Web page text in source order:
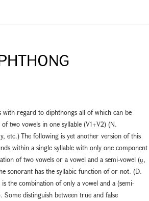
with regard to diphthongs all of which can be
two vowels in one syllable (V1+V2) (N.
etc.) The following is yet another version of this
within a single syllable with only one component
of two vowels or a vowel and a semi-vowel (ṷ,
sonorant has the syllabic function of or not. (D.
the combination of only a vowel and a (semi-
distinguish between true and false